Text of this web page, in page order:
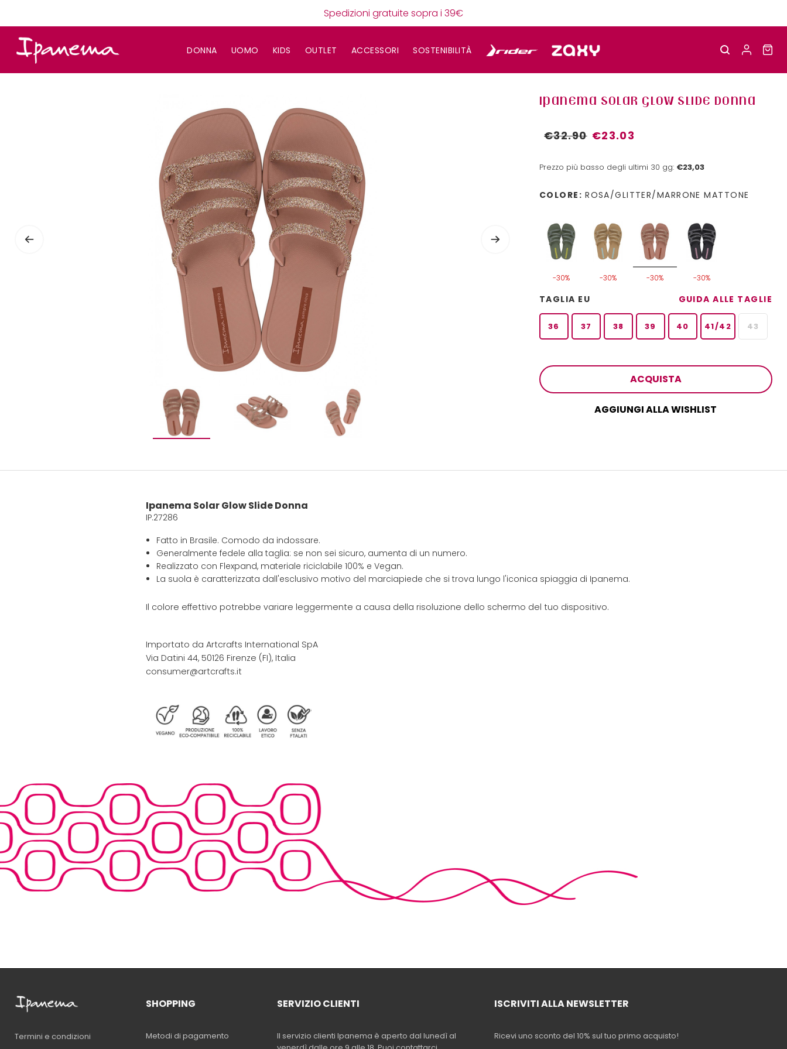
Spedizioni gratuite sopra i 39€
DONNA UOMO KIDS OUTLET ACCESSORI SOSTENIBILITÀ
IPANEMA SOLAR GLOW SLIDE DONNA
€32.90 €23.03
Prezzo più basso degli ultimi 30 gg: €23,03
COLORE: ROSA/GLITTER/MARRONE MATTONE
-30% -30% -30% -30%
TAGLIA EU GUIDA ALLE TAGLIE
36 37 38 39 40 41/42 43
ACQUISTA
AGGIUNGI ALLA WISHLIST
Ipanema Solar Glow Slide Donna
IP.27286
Fatto in Brasile. Comodo da indossare.
Generalmente fedele alla taglia: se non sei sicuro, aumenta di un numero.
Realizzato con Flexpand, materiale riciclabile 100% e Vegan.
La suola è caratterizzata dall'esclusivo motivo del marciapiede che si trova lungo l'iconica spiaggia di Ipanema.
Il colore effettivo potrebbe variare leggermente a causa della risoluzione dello schermo del tuo dispositivo.
Importato da Artcrafts International SpA
Via Datini 44, 50126 Firenze (FI), Italia
consumer@artcrafts.it
Termini e condizioni
SHOPPING
Metodi di pagamento
SERVIZIO CLIENTI
Il servizio clienti Ipanema è aperto dal lunedì al
ISCRIVITI ALLA NEWSLETTER
Ricevi uno sconto del 10% sul tuo primo acquisto!